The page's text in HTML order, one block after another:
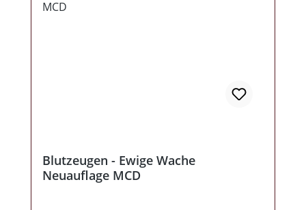
Blutzeugen - Ewige Wache
Neuauflage MCD